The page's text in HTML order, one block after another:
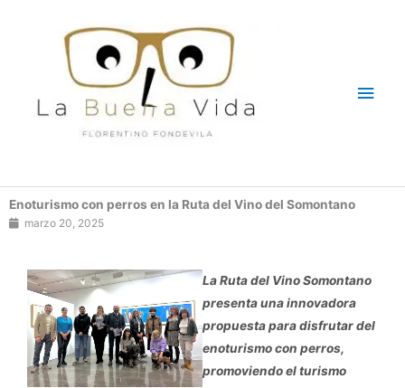
Enoturismo con perros en la Ruta del Vino del Somontano
marzo 20, 2025
La Ruta del Vino Somontano
presenta una innovadora
propuesta para disfrutar del
enoturismo con perros,
promoviendo el turismo